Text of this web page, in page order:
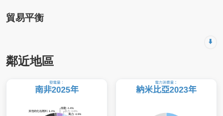
貿易平衡
⬇️
鄰近地區